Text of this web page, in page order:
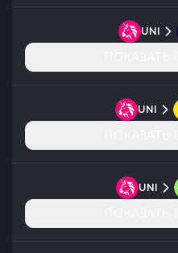
UNI
UNI
UNI